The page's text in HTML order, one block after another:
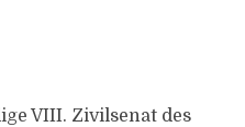
VIII. Zivilsenat des